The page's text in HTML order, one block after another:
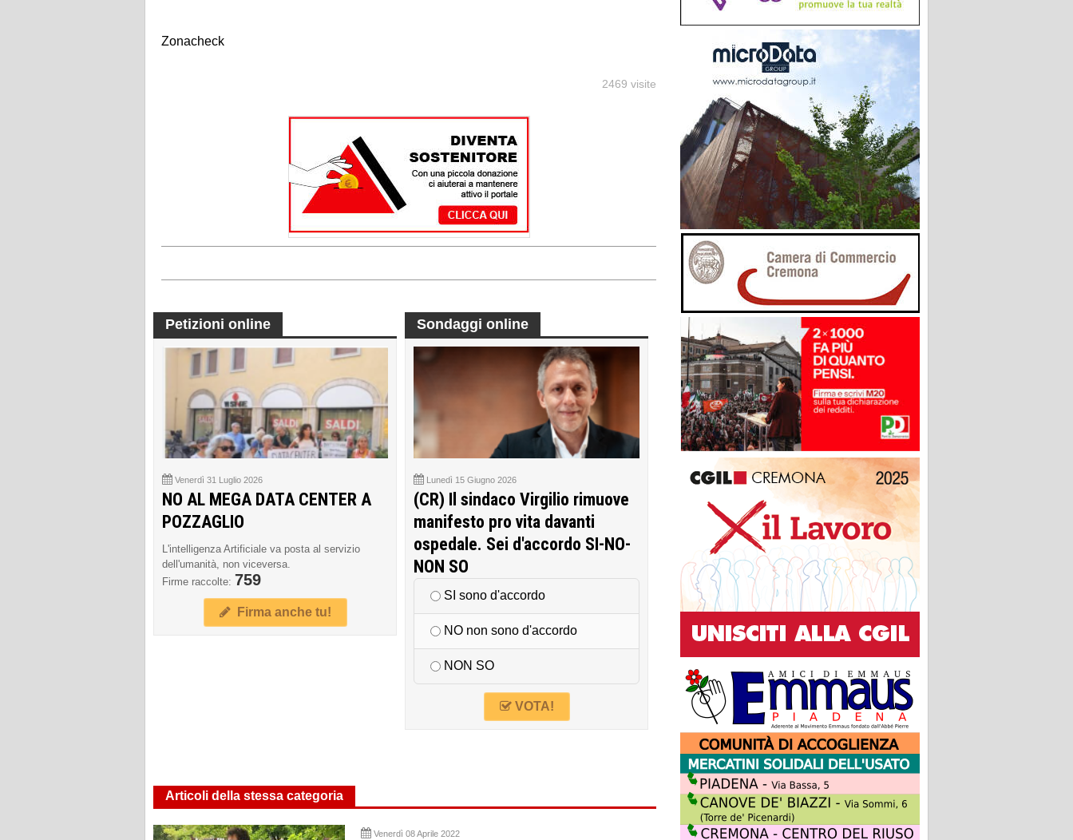
Zonacheck
2469 visite
Petizioni online
Venerdì 31 Luglio 2026
NO AL MEGA DATA CENTER A
POZZAGLIO
L'intelligenza Artificiale va posta al servizio
dell'umanità, non viceversa.
Firme raccolte: 759
Firma anche tu!
Sondaggi online
Lunedì 15 Giugno 2026
(CR) Il sindaco Virgilio rimuove
manifesto pro vita davanti
ospedale. Sei d'accordo SI-NO-
NON SO
SI sono d'accordo
NO non sono d'accordo
NON SO
VOTA!
Articoli della stessa categoria
Venerdì 08 Aprile 2022